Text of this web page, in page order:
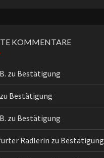
KOMMENTARE
zu Bestätigung
zu Bestätigung
zu Bestätigung
Radlerin zu Bestätigung